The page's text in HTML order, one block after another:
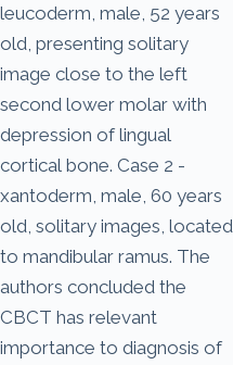
leucoderm, male, 52 years
old, presenting solitary
image close to the left
second lower molar with
depression of lingual
cortical bone. Case 2 -
xantoderm, male, 60 years
old, solitary images, located
to mandibular ramus. The
authors concluded the
CBCT has relevant
importance to diagnosis of